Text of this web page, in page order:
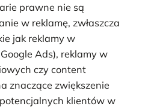
prawne nie są
w reklamę, zwłaszcza
jak reklamy w
Ads), reklamy w
czy content
znaczące zwiększenie
klientów w